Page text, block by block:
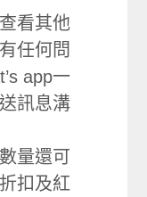
看其他
任何問
app一
訊息溝
量還可
扣及紅